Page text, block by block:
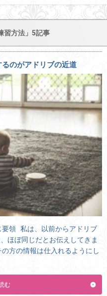
習方法」5記事
のがアドリブの近道
要領 私は、以前からアドリブ
ほぼ同じだとお伝えしてきま
方の情報は仕入れるようにし
む